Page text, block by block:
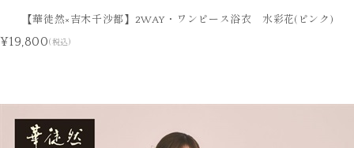
【華徒然×吉木千沙都】2WAY・ワンピース浴衣 水彩花(ピンク)
¥19,800(税込)